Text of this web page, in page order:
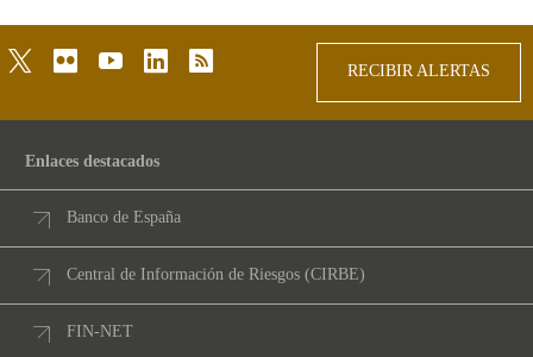
twitterflickr youtubelinkedinrss
RECIBIR ALERTAS
Enlaces destacados
Banco de España
Central de Información de Riesgos (CIRBE)
FIN-NET